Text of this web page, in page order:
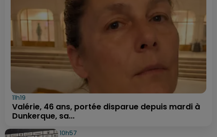
11h19
Valérie, 46 ans, portée disparue depuis mardi à
Dunkerque, sa...
10h57